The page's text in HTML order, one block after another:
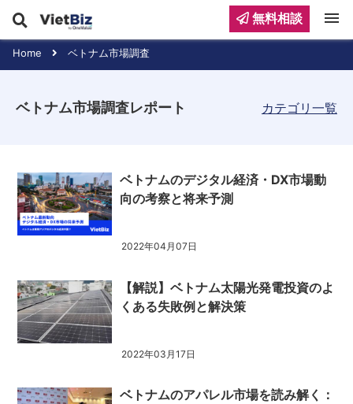
Home ベトナム市場調査
ベトナム市場調査レポート カテゴリ一覧
ベトナムのデジタル経済・DX市場動
向の考察と将来予測
2022年04月07日
【解説】ベトナム太陽光発電投資のよ
くある失敗例と解決策
2022年03月17日
ベトナムのアパレル市場を読み解く：
無料相談 menu